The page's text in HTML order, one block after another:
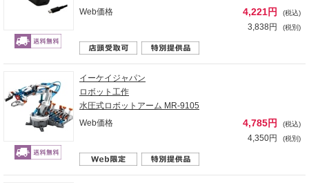
Web価格
4,221円 (税込)
3,838円 (税別)
イーケイジャパン
ロボット工作
水圧式ロボットアーム MR-9105
Web価格
4,785円 (税込)
4,350円 (税別)